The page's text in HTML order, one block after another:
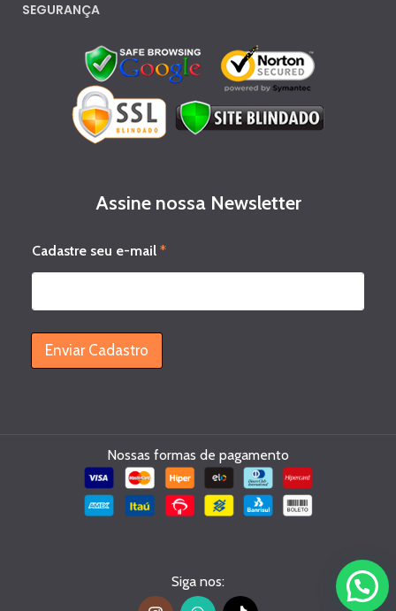
SEGURANÇA
Assine nossa Newsletter
e
u
a
a
t
Cadastre seu e-mail*
Enviar Cadastro
Nossas formas de pagamento
Siga nos: